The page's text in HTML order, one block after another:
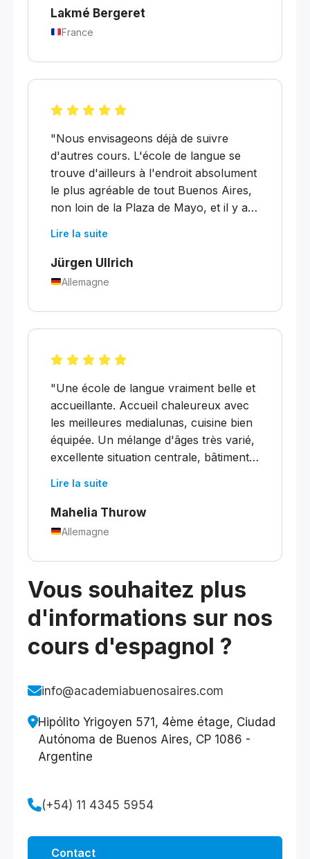
m'immerger dans la culture argentine
et de créer des liens avec mes
fantastiques, compétents, patients et
toujours encourageants. Je suis
confiante en espagnol."
Lakmé Bergeret
France
"Nous envisageons déjà de suivre
d'autres cours. L'école de langue se
trouve d'ailleurs à l'endroit absolument
le plus agréable de tout Buenos Aires,
non loin de la Plaza de Mayo, et il y a
à louer à seulement 5 minutes."
Lire la suite
Jürgen Ullrich
Allemagne
"Une école de langue vraiment belle et
accueillante. Accueil chaleureux avec
les meilleures medialunas, cuisine bien
équipée. Un mélange d'âges très varié,
excellente situation centrale, bâtiment
excursion et un atelier culturel, ainsi
que des conseils sur ce qui se passe en
ville. C'est super que l'espagnol local
d'occasions de pratiquer. J'ai été
placée exactement au bon niveau. Mes
deux semaines de congé formation
avec Melanie en valaient vraiment la
peine ! Merci ! :)"
Lire la suite
Mahelia Thurow
Allemagne
Vous souhaitez plus
d'informations sur nos
cours d'espagnol ?
info@academiabuenosaires.com
Hipólito Yrigoyen 571, 4ème étage, Ciudad
Autónoma de Buenos Aires, CP 1086 -
Argentine
(+54) 11 4345 5954
Contact